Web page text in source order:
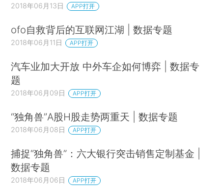
2018年06月13日 APP打开
ofo自救背后的互联网江湖 | 数据专题
2018年06月11日 APP打开
汽车业加大开放 中外车企如何博弈 | 数据专
题
2018年06月09日 APP打开
“独角兽”A股H股走势两重天 | 数据专题
2018年06月08日 APP打开
捕捉“独角兽”：六大银行突击销售定制基金 |
数据专题
2018年06月06日 APP打开